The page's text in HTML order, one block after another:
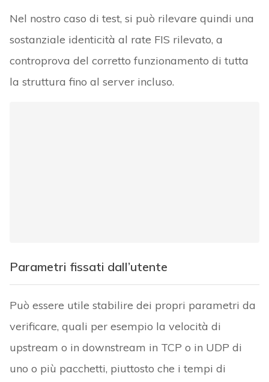
Nel nostro caso di test, si può rilevare quindi una
sostanziale identicità al rate FIS rilevato, a
controprova del corretto funzionamento di tutta
la struttura fino al server incluso.
Parametri fissati dall’utente
Può essere utile stabilire dei propri parametri da
verificare, quali per esempio la velocità di
upstream o in downstream in TCP o in UDP di
uno o più pacchetti, piuttosto che i tempi di